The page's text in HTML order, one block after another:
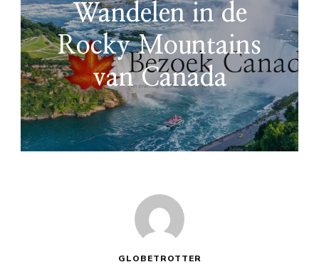
Wandelen in de
Rocky Mountains
van Canada
GLOBETROTTER